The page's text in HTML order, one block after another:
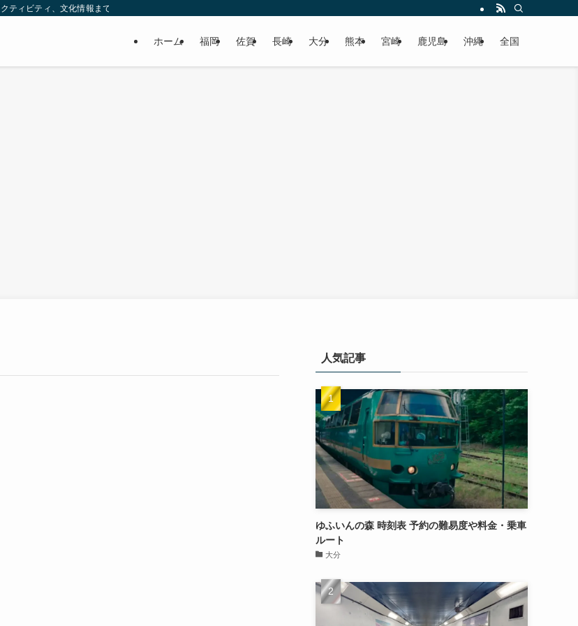
ィビティ、文化情報まで、九州をもっと楽しむための情報をお届けします！
ホーム 福岡 佐賀 長崎 大分 熊本 宮崎 鹿児島 沖縄 全国
人気記事
ゆふいんの森 時刻表 予約の難易度や料金・乗車
ルート
大分